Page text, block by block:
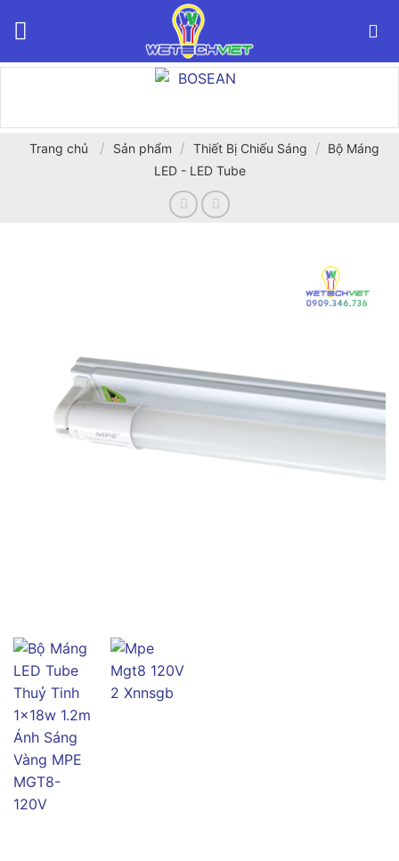
Trang chủ / Sản phẩm / Thiết Bị Chiếu Sáng / Bộ Máng
LED - LED Tube